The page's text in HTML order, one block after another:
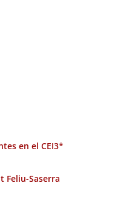
en el CEI3*
Feliu-Saserra